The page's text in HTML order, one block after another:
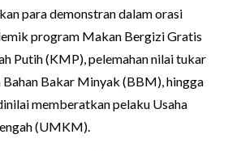
para demonstran dalam orasi
program Makan Bergizi Gratis
Putih (KMP), pelemahan nilai tukar
Bahan Bakar Minyak (BBM), hingga
memberatkan pelaku Usaha
(UMKM).